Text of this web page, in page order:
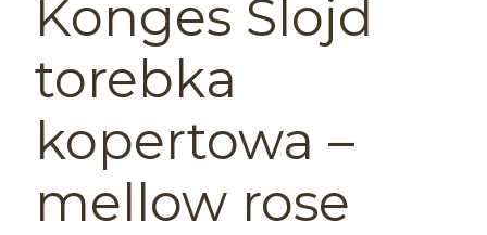
Konges Slojd
torebka
kopertowa –
mellow rose